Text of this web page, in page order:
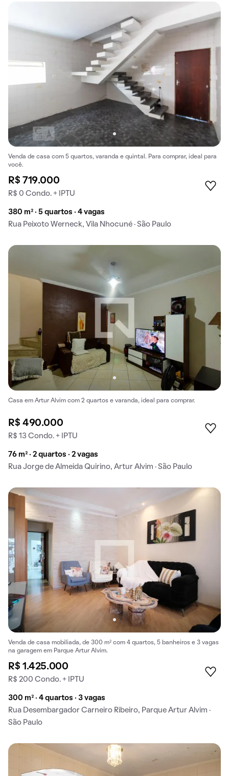
Venda de casa com 5 quartos, varanda e quintal. Para comprar, ideal para
você.
R$ 719.000
R$ 0 Condo. + IPTU
380 m² · 5 quartos · 4 vagas
Rua Peixoto Werneck, Vila Nhocuné · São Paulo
Casa em Artur Alvim com 2 quartos e varanda, ideal para comprar.
R$ 490.000
R$ 13 Condo. + IPTU
76 m² · 2 quartos · 2 vagas
Rua Jorge de Almeida Quirino, Artur Alvim · São Paulo
Venda de casa mobiliada, de 300 m² com 4 quartos, 5 banheiros e 3 vagas
na garagem em Parque Artur Alvim.
R$ 1.425.000
R$ 200 Condo. + IPTU
300 m² · 4 quartos · 3 vagas
Rua Desembargador Carneiro Ribeiro, Parque Artur Alvim ·
São Paulo